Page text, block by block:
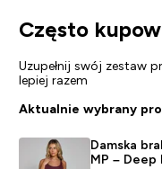
Często
Uzupełnij swój zestaw
lepiej razem
Aktualnie wybrany
Damska
MP – Deep